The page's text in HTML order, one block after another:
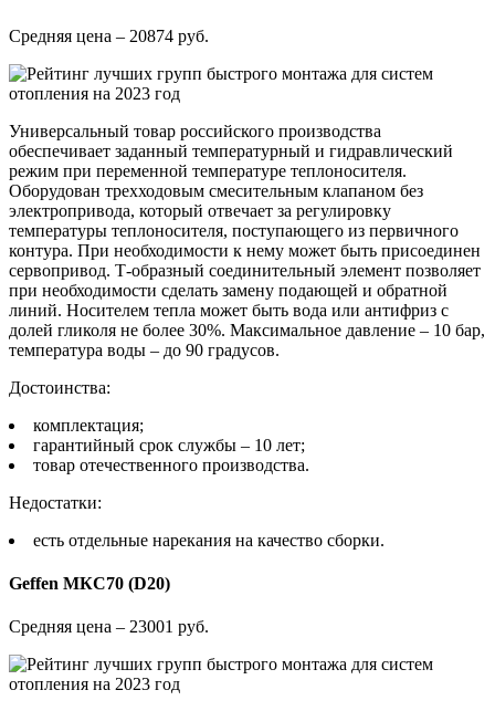
Средняя цена – 20874 руб.
Универсальный товар российского производства
обеспечивает заданный температурный и гидравлический
режим при переменной температуре теплоносителя.
Оборудован трехходовым смесительным клапаном без
электропривода, который отвечает за регулировку
температуры теплоносителя, поступающего из первичного
контура. При необходимости к нему может быть присоединен
сервопривод. Т-образный соединительный элемент позволяет
при необходимости сделать замену подающей и обратной
линий. Носителем тепла может быть вода или антифриз с
долей гликоля не более 30%. Максимальное давление – 10 бар,
температура воды – до 90 градусов.
Достоинства:
комплектация;
гарантийный срок службы – 10 лет;
товар отечественного производства.
Недостатки:
есть отдельные нарекания на качество сборки.
Geffen МКС70 (D20)
Средняя цена – 23001 руб.